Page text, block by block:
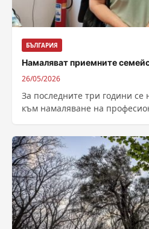
БЪЛГАРИЯ
Намаляват приемните
26/05/2026
За последните три години
към намаляване на